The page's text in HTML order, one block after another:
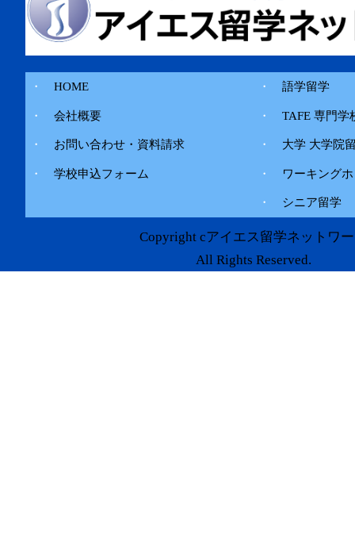
・ HOME ・ 語学留学
・ 会社概要 ・ TAFE 専門学
・ お問い合わせ・資料請求 ・ 大学 大学院
・ 学校申込フォーム ・ ワーキング
・ シニア留学
Copyright cアイエス留学ネットワ
All Rights Reserved.